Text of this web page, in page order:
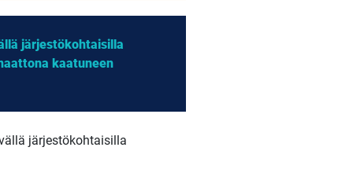
järjestökohtaisilla
kaatuneen
järjestökohtaisilla